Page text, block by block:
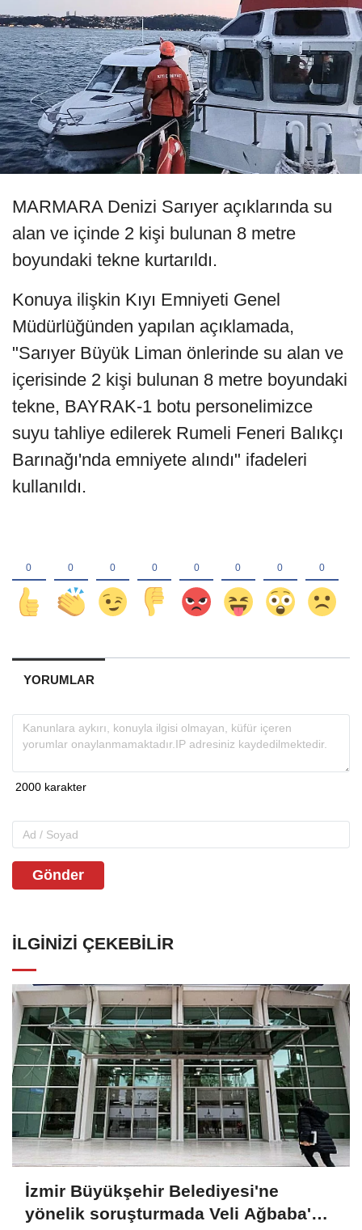
MARMARA Denizi Sarıyer açıklarında su
alan ve içinde 2 kişi bulunan 8 metre
boyundaki tekne kurtarıldı.
Konuya ilişkin Kıyı Emniyeti Genel
Müdürlüğünden yapılan açıklamada,
"Sarıyer Büyük Liman önlerinde su alan ve
içerisinde 2 kişi bulunan 8 metre boyundaki
tekne, BAYRAK-1 botu personelimizce
suyu tahliye edilerek Rumeli Feneri Balıkçı
Barınağı'nda emniyete alındı" ifadeleri
kullanıldı.
YORUMLAR
Gönder
İLGINIZI ÇEKEBILIR
İzmir Büyükşehir Belediyesi'ne
yönelik soruşturmada Veli Ağbaba'nın